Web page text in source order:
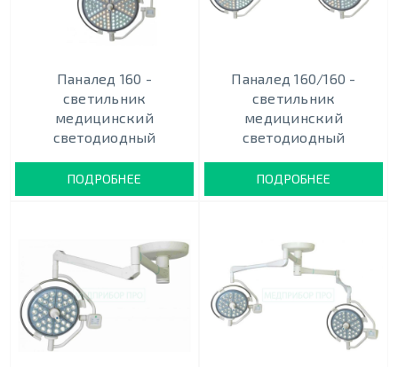
Паналед 160 -
светильник
медицинский
светодиодный
ПОДРОБНЕЕ
Паналед 160/160 -
светильник
медицинский
светодиодный
ПОДРОБНЕЕ